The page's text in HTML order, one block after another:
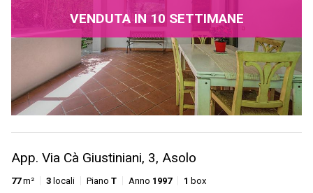
VENDUTA IN 10 SETTIMANE
App. Via Cà Giustiniani, 3, Asolo
77m² 3 locali Piano T Anno 1997 1 box